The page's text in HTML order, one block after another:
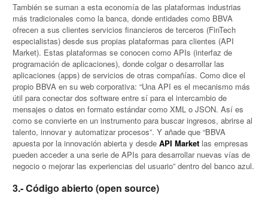
También se suman a esta economía de las plataformas industrias
más tradicionales como la banca, donde entidades como BBVA
ofrecen a sus clientes servicios financieros de terceros (FinTech
especialistas) desde sus propias plataformas para clientes (API
Market). Estas plataformas se conocen como APIs (interfaz de
programación de aplicaciones), donde colgar o desarrollar las
aplicaciones (apps) de servicios de otras compañías. Como dice el
propio BBVA en su web corporativa: “Una API es el mecanismo más
útil para conectar dos software entre sí para el intercambio de
mensajes o datos en formato estándar como XML o JSON. Así es
como se convierte en un instrumento para buscar ingresos, abrirse al
talento, innovar y automatizar procesos”. Y añade que “BBVA
apuesta por la innovación abierta y desdeAPI Market las empresas
pueden acceder a una serie de APIs para desarrollar nuevas vías de
negocio o mejorar las experiencias del usuario” dentro del banco azul.
3.- Código abierto (open source)